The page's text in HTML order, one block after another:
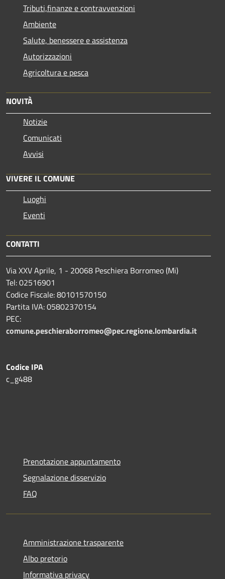
Tributi,finanze e contravvenzioni
Ambiente
Salute, benessere e assistenza
Autorizzazioni
Agricoltura e pesca
NOVITÀ
Notizie
Comunicati
Avvisi
VIVERE IL COMUNE
Luoghi
Eventi
CONTATTI
Via XXV Aprile, 1 - 20068 Peschiera Borromeo (Mi)
Tel: 02516901
Codice Fiscale: 80101570150
Partita IVA: 05802370154
PEC:
comune.peschieraborromeo@pec.regione.lombardia.it
Codice IPA
c_g488
Prenotazione appuntamento
Segnalazione disservizio
FAQ
Amministrazione trasparente
Albo pretorio
Informativa privacy